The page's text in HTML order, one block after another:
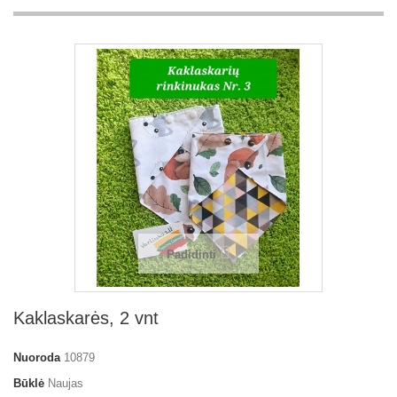
Padidinti
Kaklaskarės, 2 vnt
Nuoroda 10879
Būklė Naujas